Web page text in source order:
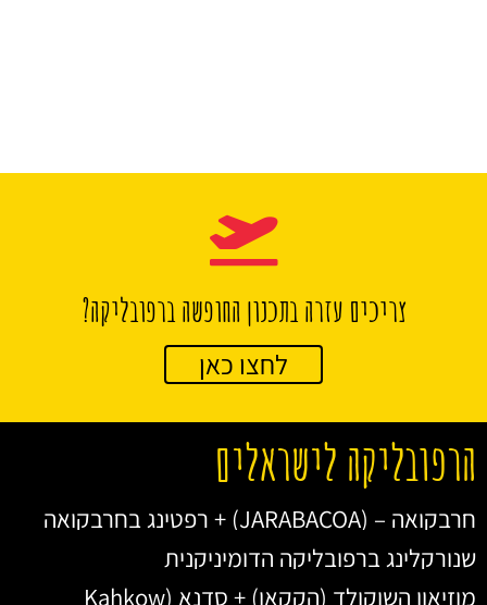
צריכים עזרה בתכנון החופשה ברפובליקה?
לחצו כאן
הרפובליקה לישראלים
חרבקואה – (JARABACOA) + רפטינג בחרבקואה
שנורקלינג ברפובליקה הדומיניקנית
מוזיאון השוקולד (הקקאו) + סדנא (Kahkow